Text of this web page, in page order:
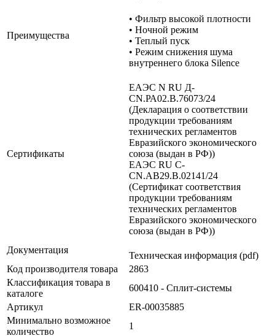
Преимущества
• Фильтр высокой плотности
• Ночной режим
• Теплый пуск
• Режим снижения шума
внутреннего блока Silence
Сертификаты
ЕАЭС N RU Д-
CN.РА02.В.76073/24
(Декларация о соответствии
продукции требованиям
технических регламентов
Евразийского экономического
союза (выдан в РФ))
ЕАЭС RU С-
CN.АВ29.В.02141/24
(Сертификат соответствия
продукции требованиям
технических регламентов
Евразийского экономического
союза (выдан в РФ))
Документация
Техническая информация (pdf)
Код производителя товара
2863
Классификация товара в
каталоге
600410 - Сплит-системы
Артикул
ER-00035885
Минимально возможное
количество
1